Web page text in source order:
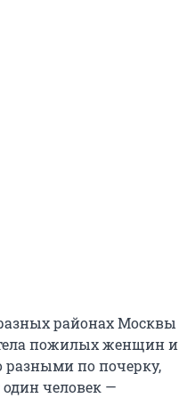
районах Москвы
пожилых женщин и
разными по почерку,
человек —